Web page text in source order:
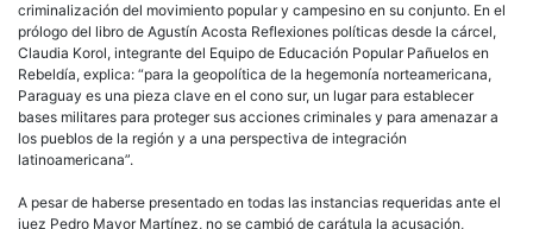
criminalización del movimiento popular y campesino en su conjunto. En el
prólogo del libro de Agustín Acosta Reflexiones políticas desde la cárcel,
Claudia Korol, integrante del Equipo de Educación Popular Pañuelos en
Rebeldía, explica: “para la geopolítica de la hegemonía norteamericana,
Paraguay es una pieza clave en el cono sur, un lugar para establecer
bases militares para proteger sus acciones criminales y para amenazar a
los pueblos de la región y a una perspectiva de integración
latinoamericana”.
A pesar de haberse presentado en todas las instancias requeridas ante el
juez Pedro Mayor Martínez, no se cambió de carátula la acusación,